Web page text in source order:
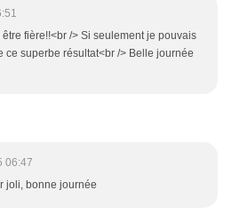
fière!!<br /> Si seulement je pouvais
ce superbe résultat<br /> Belle journée
06:47
joli, bonne journée